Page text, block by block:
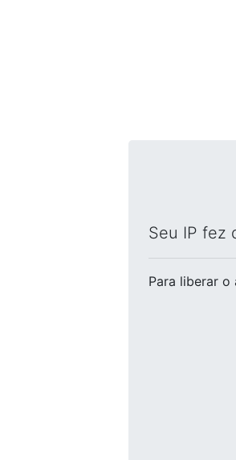
Seu IP fez
Para liberar o